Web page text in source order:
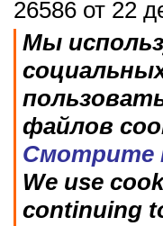
26586 от 22
Мы
файлов
Смотрите
We use
continuing